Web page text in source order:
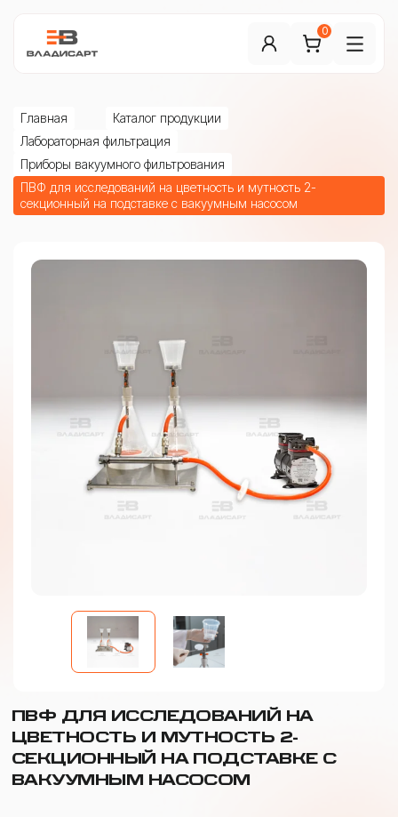
0
Главная
Каталог продукции
Лабораторная фильтрация
Приборы вакуумного фильтрования
ПВФ для исследований на цветность и мутность 2-
секционный на подставке с вакуумным насосом
ПВФ ДЛЯ ИССЛЕДОВАНИЙ НА
ЦВЕТНОСТЬ И МУТНОСТЬ 2-
СЕКЦИОННЫЙ НА ПОДСТАВКЕ С
ВАКУУМНЫМ НАСОСОМ